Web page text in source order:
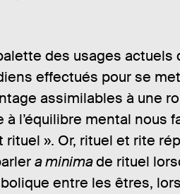
des usages actuels
effectués pour se
assimilables à une
l’équilibre mental nous
». Or, rituel et rite
a minimade rituel
entre les êtres,